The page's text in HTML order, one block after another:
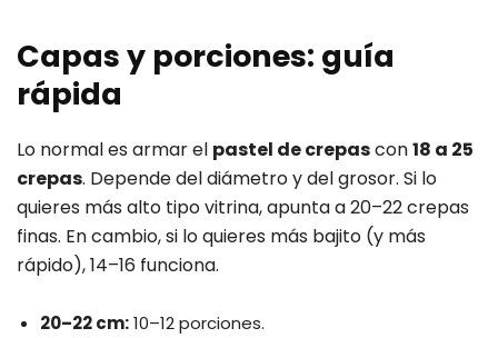
Capas y porciones: guía
rápida
Lo normal es armar el pastel de crepascon18 a 25
crepas. Depende del diámetro y del grosor. Si lo
quieres más alto tipo vitrina, apunta a 20–22 crepas
finas. En cambio, si lo quieres más bajito (y más
rápido), 14–16 funciona.
20–22 cm:10–12 porciones.